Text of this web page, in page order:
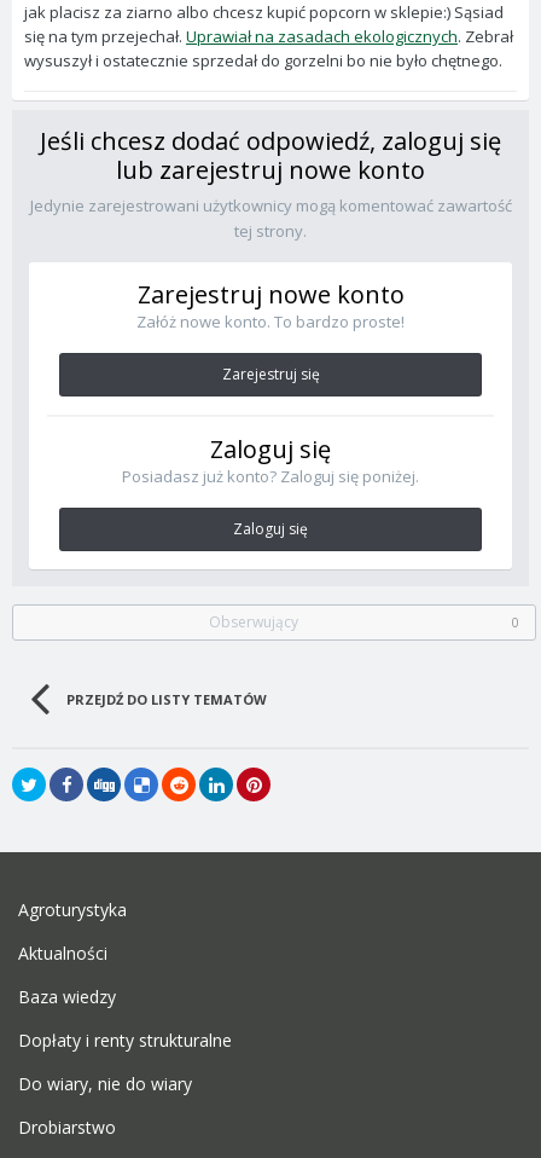
jak placisz za ziarno albo chcesz kupić popcorn w sklepie:) Sąsiad
się na tym przejechał. Uprawiał na zasadach ekologicznych. Zebrał
wysuszył i ostatecznie sprzedał do gorzelni bo nie było chętnego.
Jeśli chcesz dodać odpowiedź, zaloguj się
lub zarejestruj nowe konto
Jedynie zarejestrowani użytkownicy mogą komentować zawartość
tej strony.
Zarejestruj nowe konto
Załóż nowe konto. To bardzo proste!
Zarejestruj się
Zaloguj się
Posiadasz już konto? Zaloguj się poniżej.
Zaloguj się
Obserwujący 0
PRZEJDŹ DO LISTY TEMATÓW
Agroturystyka
Aktualności
Baza wiedzy
Dopłaty i renty strukturalne
Do wiary, nie do wiary
Drobiarstwo